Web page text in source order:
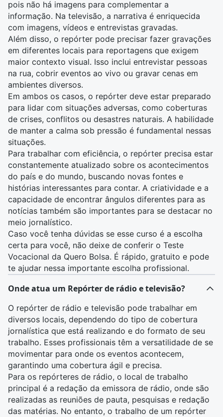
pois não há imagens para complementar a
informação. Na televisão, a narrativa é enriquecida
com imagens, vídeos e entrevistas gravadas.
Além disso, o repórter pode precisar fazer gravações
em diferentes locais para reportagens que exigem
maior contexto visual. Isso inclui entrevistar pessoas
na rua, cobrir eventos ao vivo ou gravar cenas em
ambientes diversos.
Em ambos os casos, o repórter deve estar preparado
para lidar com situações adversas, como coberturas
de crises, conflitos ou desastres naturais. A habilidade
de manter a calma sob pressão é fundamental nessas
situações.
Para trabalhar com eficiência, o repórter precisa estar
constantemente atualizado sobre os acontecimentos
do país e do mundo, buscando novas fontes e
histórias interessantes para contar. A criatividade e a
capacidade de encontrar ângulos diferentes para as
notícias também são importantes para se destacar no
meio jornalístico.
Caso você tenha dúvidas se esse curso é a escolha
certa para você, não deixe de conferir o Teste
Vocacional da Quero Bolsa. É rápido, gratuito e pode
te ajudar nessa importante escolha profissional.
Onde atua um Repórter de rádio e televisão?
O repórter de rádio e televisão pode trabalhar em
diversos locais, dependendo do tipo de cobertura
jornalística que está realizando e do formato de seu
trabalho. Esses profissionais têm a versatilidade de se
movimentar para onde os eventos acontecem,
garantindo uma cobertura ágil e precisa.
Para os repórteres de rádio, o local de trabalho
principal é a redação da emissora de rádio, onde são
realizadas as reuniões de pauta, pesquisas e redação
das matérias. No entanto, o trabalho de um repórter